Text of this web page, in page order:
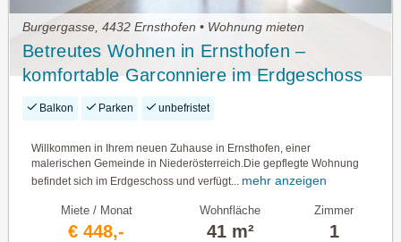
Burgergasse, 4432 Ernsthofen • Wohnung mieten
Betreutes Wohnen in Ernsthofen –
komfortable Garconniere im Erdgeschoss
mit herrlicher Loggia
Balkon Parken unbefristet
Willkommen in Ihrem neuen Zuhause in Ernsthofen, einer
malerischen Gemeinde in Niederösterreich.Die gepflegte Wohnung
befindet sich im Erdgeschoss und verfügt...
mehr anzeigen
Miete / Monat
€ 448,-
Wohnfläche
41 m²
Zimmer
1